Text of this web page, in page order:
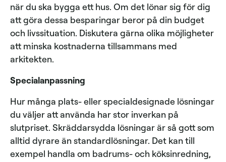
när du ska bygga ett hus. Om det lönar sig för dig
att göra dessa besparingar beror på din budget
och livssituation. Diskutera gärna olika möjligheter
att minska kostnaderna tillsammans med
arkitekten.
Specialanpassning
Hur många plats- eller specialdesignade lösningar
du väljer att använda har stor inverkan på
slutpriset. Skräddarsydda lösningar är så gott som
alltid dyrare än standardlösningar. Det kan till
exempel handla om badrums- och köksinredning,